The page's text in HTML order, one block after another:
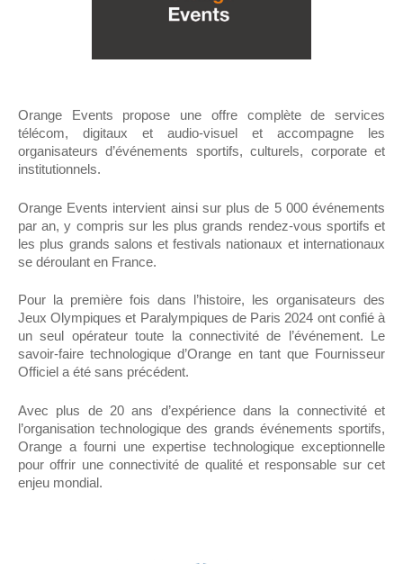
Orange Events propose une offre complète de services
télécom, digitaux et audio-visuel et accompagne les
organisateurs d’événements sportifs, culturels, corporate et
institutionnels.
Orange Events intervient ainsi sur plus de 5 000 événements
par an, y compris sur les plus grands rendez-vous sportifs et
les plus grands salons et festivals nationaux et internationaux
se déroulant en France.
Pour la première fois dans l’histoire, les organisateurs des
Jeux Olympiques et Paralympiques de Paris 2024 ont confié à
un seul opérateur toute la connectivité de l’événement. Le
savoir-faire technologique d’Orange en tant que Fournisseur
Officiel a été sans précédent.
Avec plus de 20 ans d’expérience dans la connectivité et
l’organisation technologique des grands événements sportifs,
Orange a fourni une expertise technologique exceptionnelle
pour offrir une connectivité de qualité et responsable sur cet
enjeu mondial.